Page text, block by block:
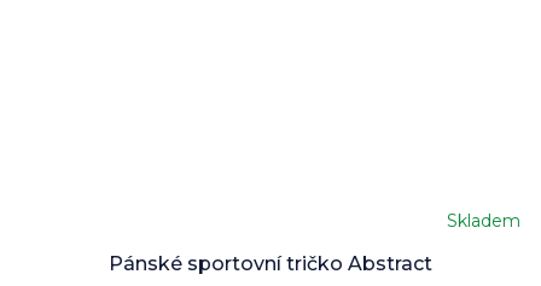
Pánské sportovní tričko Abstract
Skladem